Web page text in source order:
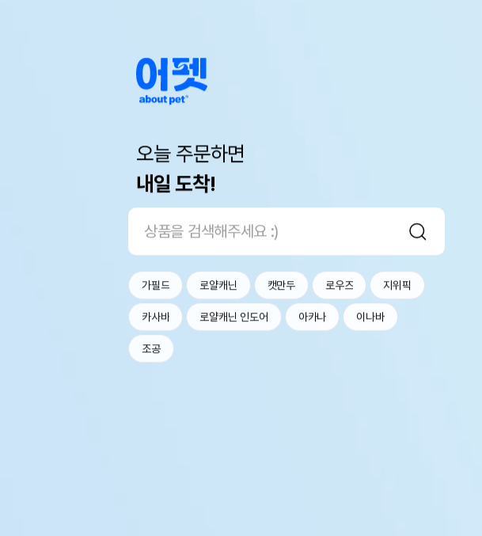
오늘 주문하면
내일 도착!
가필드 로얄캐닌 캣만두 로우즈 지위픽
카사바 로얄캐닌 인도어 아카나 이나바
조공